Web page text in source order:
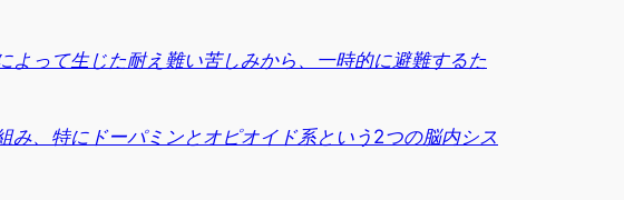
よって生じた耐え難い苦しみから、一時的に避難するた
み、特にドーパミンとオピオイド系という2つの脳内シス